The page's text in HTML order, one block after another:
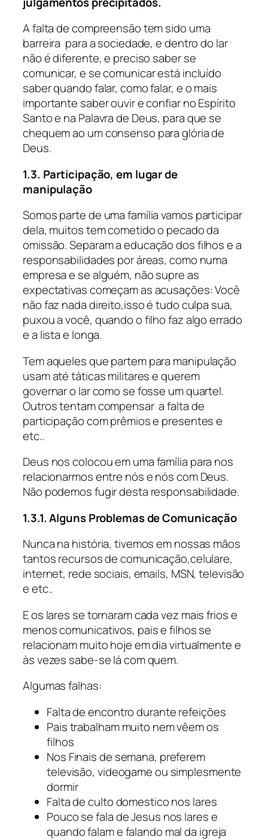
A falta de compreensão tem sido uma
barreira para a sociedade, e dentro do lar
não é diferente, e preciso saber se
comunicar, e se comunicar está incluído
saber quando falar, como falar, e o mais
importante saber ouvir e confiar no Espírito
Santo e na Palavra de Deus, para que se
chequem ao um consenso para glória de
Deus.
1.3. Participação, em lugar de
manipulação
Somos parte de uma família vamos participar
dela, muitos tem cometido o pecado da
omissão. Separam a educação dos filhos e a
responsabilidades por áreas, como numa
empresa e se alguém, não supre as
expectativas começam as acusações: Você
não faz nada direito,isso é tudo culpa sua,
puxou a você, quando o filho faz algo errado
e a lista e longa.
Tem aqueles que partem para manipulação
usam até táticas militares e querem
governar o lar como se fosse um quartel.
Outros tentam compensar a falta de
participação com prêmios e presentes e
etc..
Deus nos colocou em uma família para nos
relacionarmos entre nós e nós com Deus.
Não podemos fugir desta responsabilidade.
1.3.1. Alguns Problemas de Comunicação
Nunca na história, tivemos em nossas mãos
tantos recursos de comunicação,celulare,
internet, rede sociais, emails, MSN, televisão
e etc..
E os lares se tornaram cada vez mais frios e
menos comunicativos, pais e filhos se
relacionam muito hoje em dia virtualmente e
às vezes sabe-se lá com quem.
Algumas falhas:
Falta de encontro durante refeições
Pais trabalham muito nem vêem os
filhos
Nos Finais de semana, preferem
televisão, videogame ou simplesmente
dormir
Falta de culto domestico nos lares
Pouco se fala de Jesus nos lares e
quando falam e falando mal da igreja